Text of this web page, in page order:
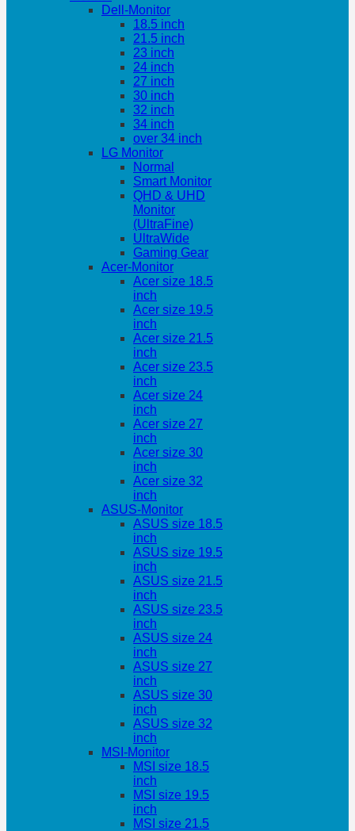
Dell-Monitor
18.5 inch
21.5 inch
23 inch
24 inch
27 inch
30 inch
32 inch
34 inch
over 34 inch
LG Monitor
Normal
Smart Monitor
QHD & UHD
Monitor
(UltraFine)
UltraWide
Gaming Gear
Acer-Monitor
Acer size 18.5
inch
Acer size 19.5
inch
Acer size 21.5
inch
Acer size 23.5
inch
Acer size 24
inch
Acer size 27
inch
Acer size 30
inch
Acer size 32
inch
ASUS-Monitor
ASUS size 18.5
inch
ASUS size 19.5
inch
ASUS size 21.5
inch
ASUS size 23.5
inch
ASUS size 24
inch
ASUS size 27
inch
ASUS size 30
inch
ASUS size 32
inch
MSI-Monitor
MSI size 18.5
inch
MSI size 19.5
inch
MSI size 21.5